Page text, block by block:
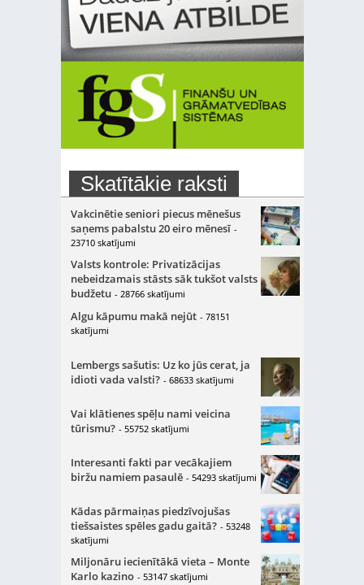
Skatītākie raksti
Vakcinētie seniori piecus mēnešus
saņems pabalstu 20 eiro mēnesī -
23710 skatījumi
Valsts kontrole: Privatizācijas
nebeidzamais stāsts sāk tukšot valsts
budžetu - 28766 skatījumi
Algu kāpumu makā nejūt - 78151
skatījumi
Lembergs sašutis: Uz ko jūs cerat, ja
idioti vada valsti? - 68633 skatījumi
Vai klātienes spēļu nami veicina
tūrismu? - 55752 skatījumi
Interesanti fakti par vecākajiem
biržu namiem pasaulē - 54293 skatījumi
Kādas pārmaiņas piedzīvojušas
tiešsaistes spēles gadu gaitā? - 53248
skatījumi
Miljonāru iecienītākā vieta – Monte
Karlo kazino - 53147 skatījumi